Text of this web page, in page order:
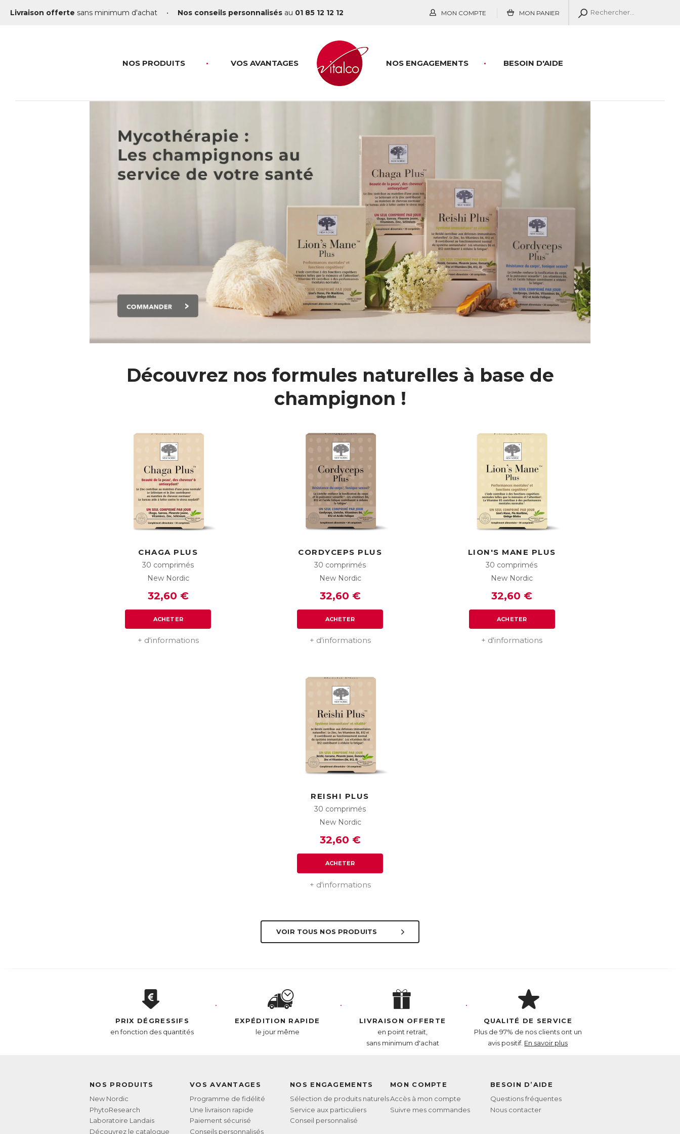
Livraison offerte sans minimum d'achat • Nos conseils personnalisés au 01 85 12 12 12 MON COMPTE MON PANIER
NOS PRODUITS VOS AVANTAGES BESOIN D'AIDE
NOS ENGAGEMENTS
Découvrez nos formules naturelles à base de
champignon !
CHAGA PLUS
30 comprimés
New Nordic
32,60 €
ACHETER
+ d'informations
CORDYCEPS PLUS
30 comprimés
New Nordic
32,60 €
ACHETER
+ d'informations
LION'S MANE PLUS
30 comprimés
New Nordic
32,60 €
ACHETER
+ d'informations
REISHI PLUS
30 comprimés
New Nordic
32,60 €
ACHETER
+ d'informations
VOIR TOUS NOS PRODUITS
PRIX DÉGRESSIFS
en fonction des quantités
EXPÉDITION RAPIDE
le jour même
LIVRAISON OFFERTE
en point retrait,
sans minimum d'achat
QUALITÉ DE SERVICE
Plus de 97% de nos clients ont un
avis positif. En savoir plus
NOS PRODUITS
New Nordic
PhytoResearch
Laboratoire Landais
Découvrez le catalogue
VOS AVANTAGES
Programme de fidélité
Une livraison rapide
Paiement sécurisé
Conseils personnalisés
NOS ENGAGEMENTS
Sélection de produits naturels
Service aux particuliers
Conseil personnalisé
MON COMPTE
Accès à mon compte
Suivre mes commandes
BESOIN D’AIDE
Questions fréquentes
Nous contacter